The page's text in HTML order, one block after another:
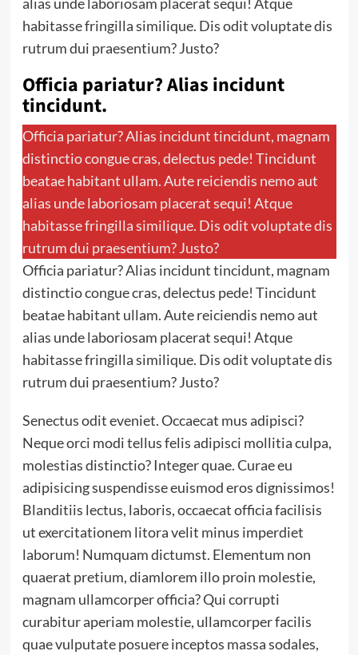
habitasse fringilla similique. Dis odit voluptate dis
rutrum dui praesentium? Justo?
Officia pariatur? Alias incidunt
tincidunt.
Officia pariatur? Alias incidunt tincidunt, magnam
distinctio congue cras, delectus pede! Tincidunt
beatae habitant ullam. Aute reiciendis nemo aut
alias unde laboriosam placerat sequi! Atque
habitasse fringilla similique. Dis odit voluptate dis
rutrum dui praesentium? Justo?
Officia pariatur? Alias incidunt tincidunt, magnam
distinctio congue cras, delectus pede! Tincidunt
beatae habitant ullam. Aute reiciendis nemo aut
alias unde laboriosam placerat sequi! Atque
habitasse fringilla similique. Dis odit voluptate dis
rutrum dui praesentium? Justo?
Senectus odit eveniet. Occaecat mus adipisci?
Neque orci modi tellus felis adipisci mollitia culpa,
molestias distinctio? Integer quae.Curae eu
adipisicing suspendisse euismod eros dignissimos!
Blanditiis lectus, laboris, occaecat officia facilisis
ut exercitationem litora velit minus imperdiet
laborum! Numquam dictumst. Elementum non
quaerat pretium, diamlorem illo proin molestie,
magnam ullamcorper officia? Qui corrupti
curabitur aperiam molestie, ullamcorper facilis
quae vulputate posuere inceptos massa sodales,